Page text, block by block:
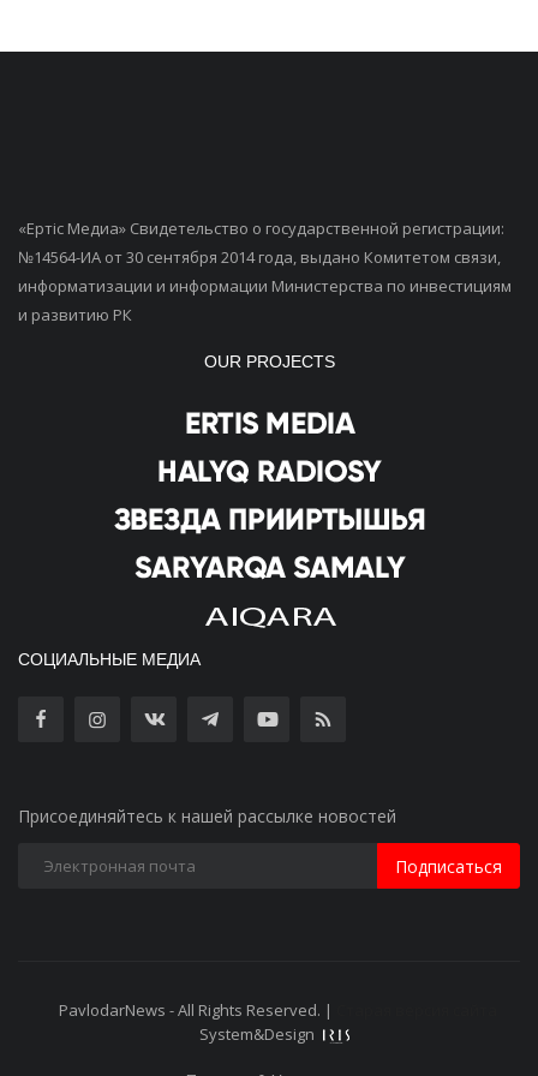
«Ертiс Медиа» Свидетельство о государственной регистрации:
№14564-ИА от 30 сентября 2014 года, выдано Комитетом связи,
информатизации и информации Министерства по инвестициям
и развитию РК
OUR PROJECTS
СОЦИАЛЬНЫЕ МЕДИА
Присоединяйтесь к нашей рассылке новостей
Подписаться
PavlodarNews - All Rights Reserved. |
System&Design